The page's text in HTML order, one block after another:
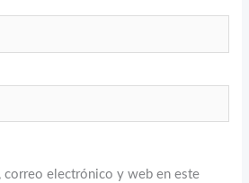
correo electrónico y web en este